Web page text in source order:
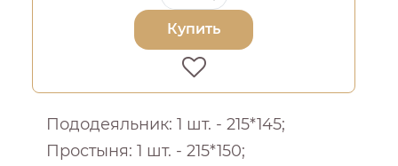
Купить
Пододеяльник: 1 шт. - 215*145;
Простыня: 1 шт. - 215*150;